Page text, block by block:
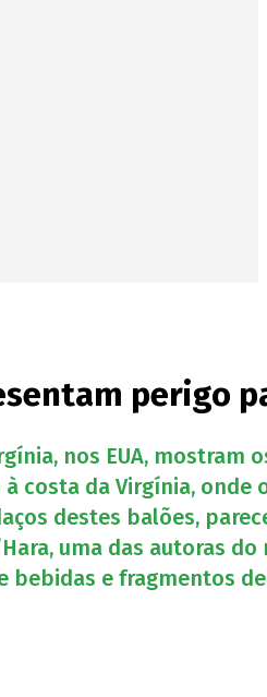
perigo
nos EUA,
costa da Virgínia, onde
destes balões,
uma das autoras
bebidas e fragmentos